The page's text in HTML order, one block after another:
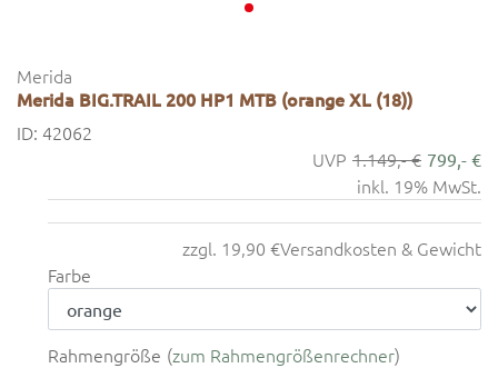
Merida
Merida BIG.TRAIL 200 HP1 MTB (orange XL (18))
ID: 42062
1.149,- € 799,- €
inkl. 19% MwSt.
zzgl. 19,90 €Versandkosten & Gewicht
Farbe
Rahmengröße zum Rahmengrößenrechner